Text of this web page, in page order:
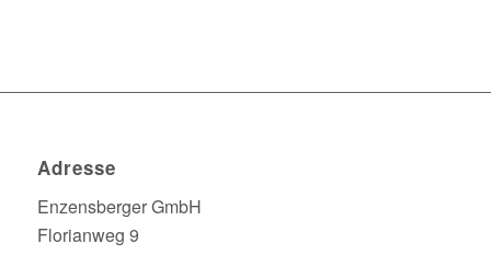
Adresse
Enzensberger GmbH
Florianweg 9